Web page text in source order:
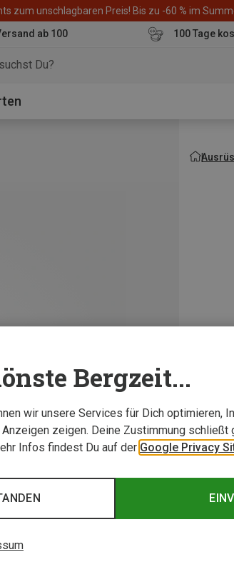
zum unschlagbaren Preis! Bis zu -60 % im
ab 100
100 Tage
Bergzeit...
wir unsere Services für Dich optimieren,
zeigen. Deine Zustimmung schließt
Infos findest Du auf der Google Privacy